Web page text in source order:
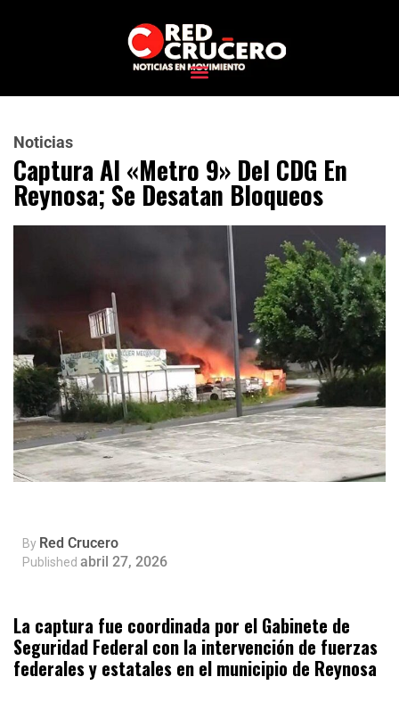
Noticias
Captura Al «Metro 9» Del CDG En
Reynosa; Se Desatan Bloqueos
By Red Crucero
Published abril 27, 2026
La captura fue coordinada por el Gabinete de
Seguridad Federal con la intervención de fuerzas
federales y estatales en el municipio de Reynosa